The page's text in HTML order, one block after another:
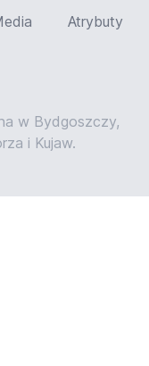
Atrybuty
w Bydgoszczy,
i Kujaw.